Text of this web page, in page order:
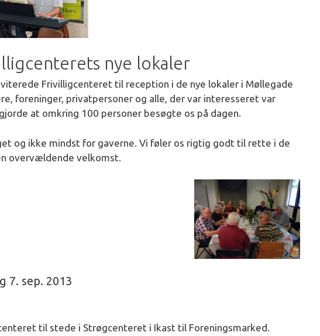
nye lokaler
Frivilligcenteret til reception i de nye lokaler i Møllegade
foreninger, privatpersoner og alle, der var interesseret var
at omkring 100 personer besøgte os på dagen.
og ikke mindst for gaverne. Vi føler os rigtig godt til rette i de
overvældende velkomst.
7. sep. 2013
til stede i Strøgcenteret i Ikast til Foreningsmarked.